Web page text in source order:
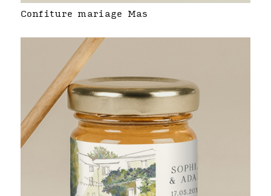
Confiture mariage Mas